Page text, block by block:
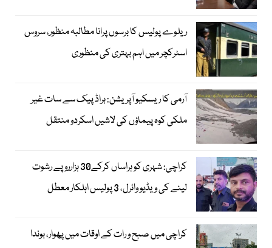
ریلوے پولیس کا برسوں پرانا مطالبہ منظور، سروس
اسٹرکچر میں اہم بہتری کی منظوری
آرمی کا ریسکیو آپریشن: براڈ پیک سے سات غیر
ملکی کوہ پیماؤں کی لاشیں اسکردو منتقل
کراچی: شہری کو ہراساں کرکے30 ہزارروپے رشوت
لینے کی ویڈیو وائرل، 3 پولیس اہلکار معطل
کراچی میں صبح و رات کے اوقات میں پھوار، بوندا